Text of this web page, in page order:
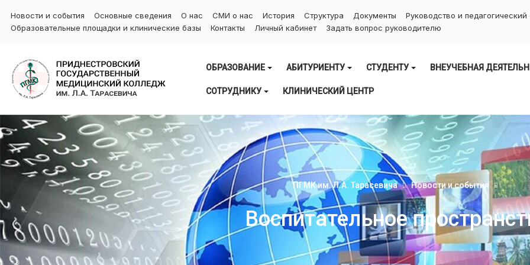
Новости и события Основные сведения О нас СМИ о нас История Структура Документы
Руководство и педагогический
Образовательные площадки и клинические базы
Контакты Личный кабинет Задать вопрос руководителю
ОБРАЗОВАНИЕ АБИТУРИЕНТУ СТУДЕНТУ ВНЕУЧЕБНАЯ
СОТРУДНИКУ КЛИНИЧЕСКИЙ ЦЕНТР
ПГМК им. Л.А. Тарасевича Новости и события
Воспитательное